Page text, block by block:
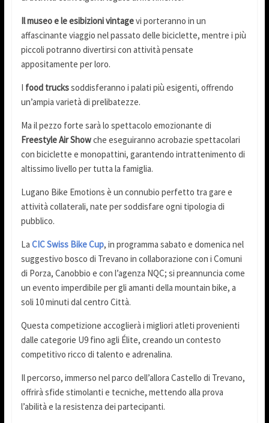
Il museo e le esibizioni vintagevi porteranno in un
affascinante viaggio nel passato delle biciclette, mentre i più
piccoli potranno divertirsi con attività pensate
appositamente per loro.
I food truckssoddisferanno i palati più esigenti, offrendo
un’ampia varietà di prelibatezze.
Ma il pezzo forte sarà lo spettacolo emozionante di
Freestyle Air Showche eseguiranno acrobazie spettacolari
con biciclette e monopattini, garantendo intrattenimento di
altissimo livello per tutta la famiglia.
Lugano Bike Emotions è un connubio perfetto tra gare e
attività collaterali, nate per soddisfare ogni tipologia di
pubblico.
La CIC Swiss Bike Cup, in programma sabato e domenica nel
suggestivo bosco di Trevano in collaborazione con i Comuni
di Porza, Canobbio e con l’agenza NQC; si preannuncia come
un evento imperdibile per gli amanti della mountain bike, a
soli 10 minuti dal centro Città.
Questa competizione accoglierà i migliori atleti provenienti
dalle categorie U9 fino agli Élite, creando un contesto
competitivo ricco di talento e adrenalina.
Il percorso, immerso nel parco dell’allora Castello di Trevano,
offrirà sfide stimolanti e tecniche, mettendo alla prova
l’abilità e la resistenza dei partecipanti.